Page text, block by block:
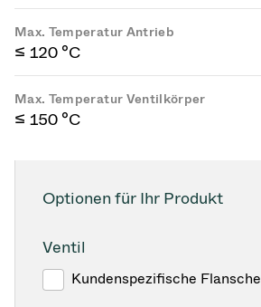
Max. Temperatur Antrieb
≤ 120 °C
Max. Temperatur Ventilkörper
≤ 150 °C
Optionen für Ihr Produkt
Ventil
Kundenspezifische Flansche